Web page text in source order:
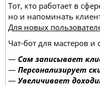
Тот, кто работает в
но и напоминать
Для новых
Чат-бот для мастеров
— Сам записывает
— Персонализирует
— Увеличивает